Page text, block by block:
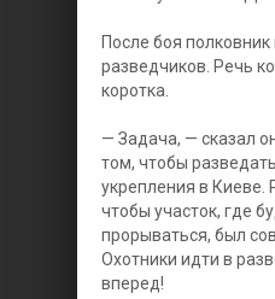
После боя
разведчиков. Речь
коротка.
— Задача, — сказал
том, чтобы
укрепления в Киеве.
чтобы участок, где
прорываться, был
Охотники идти в
вперед!